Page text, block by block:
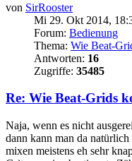
von SirRooster
Mi 29. Okt 2014,
Forum: Bedienung
Thema: Wie Beat-
Antworten: 16
Zugriffe: 35485
Re: Wie Beat-Grids
Naja, wenn es nicht
dann kann man da
mixen meistens eh sehr